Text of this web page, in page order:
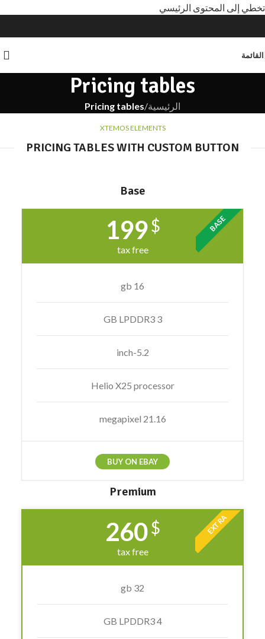
تخطي إلى المحتوى الرئيسي
القائمة
Pricing tables
الرئيسية/
Pricing tables
XTEMOS ELEMENTS
PRICING TABLES WITH CUSTOM BUTTON
Base
BASE
$
199
tax free
16 gb
3 GB LPDDR3
5.2-inch
Helio X25 processor
21.16 megapixel
BUY ON EBAY
Premium
EXTRA
$
260
tax free
32 gb
4 GB LPDDR3